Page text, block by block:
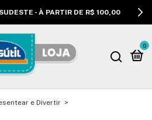
- À PARTIR DE R$ 100,00
0
e Divertir >